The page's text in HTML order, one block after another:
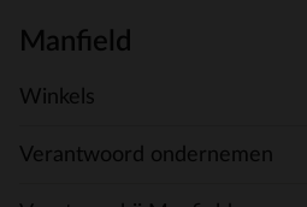
Manfield
Winkels
Verantwoord ondernemen